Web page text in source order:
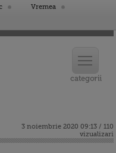
Vremea
3 noiembrie 2020 09:13 / 110
vizualizari